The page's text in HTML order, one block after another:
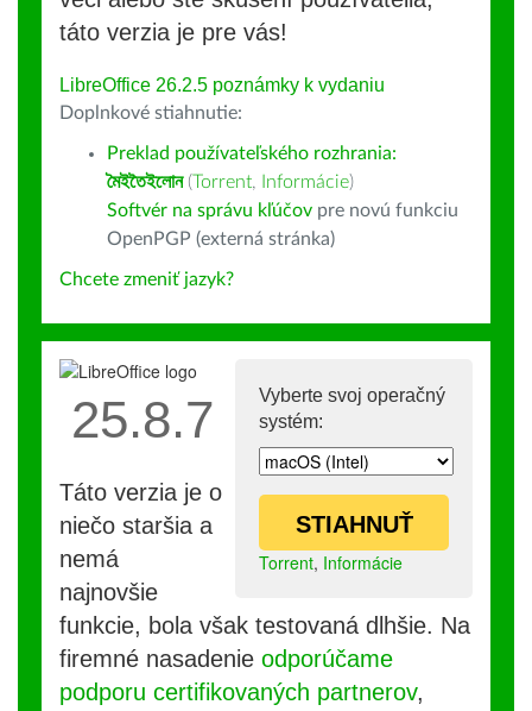
táto verzia je pre vás!
LibreOffice 26.2.5 poznámky k vydaniu
Doplnkové stiahnutie:
Preklad používateľského rozhrania:
মৈইতৈইলোন (Torrent, Informácie)
Softvér na správu kľúčov pre novú funkciu
OpenPGP (externá stránka)
Chcete zmeniť jazyk?
Vyberte svoj operačný
systém:
STIAHNUŤ
Torrent, Informácie
25.8.7
Táto verzia je o
niečo staršia a
nemá
najnovšie
funkcie, bola však testovaná dlhšie. Na
firemné nasadenie odporúčame
podporu certifikovaných partnerov,